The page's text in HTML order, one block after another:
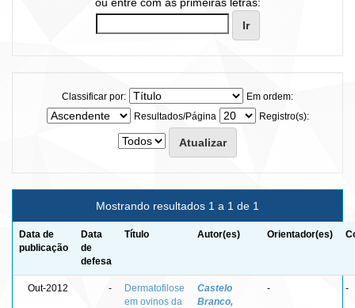
Classificar por:
Em ordem:
Resultados/Página
Registro(s):
Mostrando resultados 1 a 1 de 1
Data de
publicação
Data
de
defesa
Título Autor(es) Orientador(es)
Out-2012 -
Dermatofilose
em ovinos da
Castelo
Branco,
- -